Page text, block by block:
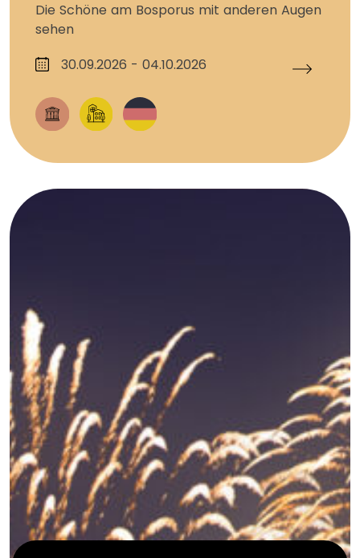
Die Schöne am Bosporus mit anderen Augen
sehen
30.09.2026 - 04.10.2026